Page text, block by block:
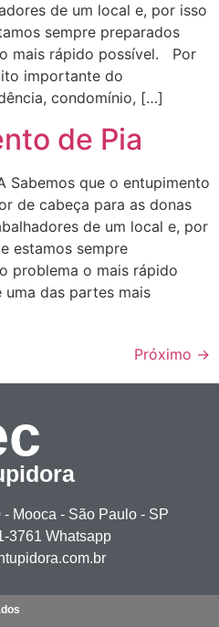
de um local e, por isso
sempre preparados
mais rápido possível. Por
importante do
condomínio, […]
de Pia
Sabemos que o entupimento
de cabeça para as donas
de um local e, por
estamos sempre
problema o mais rápido
das partes mais
Próximo →
Mooca - São Paulo - SP
3761 Whatsapp